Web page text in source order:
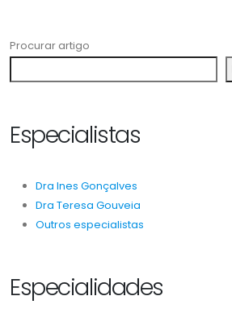
Procurar artigo
Especialistas
Dra Ines Gonçalves
Dra Teresa Gouveia
Outros especialistas
Especialidades